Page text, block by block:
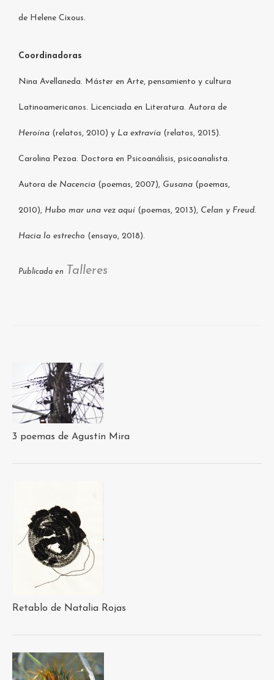
de Helene Cixous.
Coordinadoras
Nina Avellaneda. Máster en Arte, pensamiento y cultura
Latinoamericanos. Licenciada en Literatura. Autora de
Heroína (relatos, 2010) y La extravía (relatos, 2015).
Carolina Pezoa. Doctora en Psicoanálisis, psicoanalista.
Autora de Nacencia (poemas, 2007), Gusana (poemas,
2010), Hubo mar una vez aquí (poemas, 2013), Celan y Freud.
Hacia lo estrecho (ensayo, 2018).
Publicada en Talleres
3 poemas de Agustín Mira
Retablo de Natalia Rojas